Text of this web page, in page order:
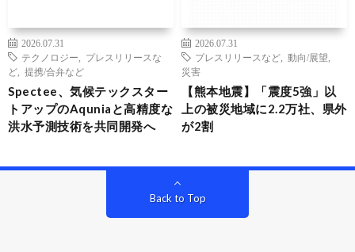
2026.07.31
テクノロジー
プレスリリースな
ど
提携/合弁など
Spectee、気候テックスター
トアップのAquniaと高精度な
洪水予測技術を共同開発へ
2026.07.31
プレスリリースなど
動向/展望
災害
【熊本地震】「震度5強」以
上の被災地域に2.2万社、県外
が2割
Back to Top